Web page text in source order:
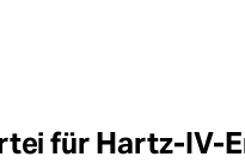
für Hartz-IV-